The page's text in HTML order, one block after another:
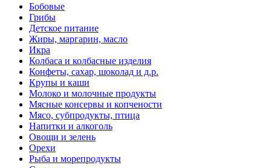
Бобовые
Грибы
Детское питание
Жиры, маргарин, масло
Икра
Колбаса и колбасные изделия
Конфеты, сахар, шоколад и д.р.
Крупы и каши
Молоко и молочные продукты
Мясные консервы и копчености
Мясо, субпродукты, птица
Напитки и алкоголь
Овощи и зелень
Орехи
Рыба и морепродукты